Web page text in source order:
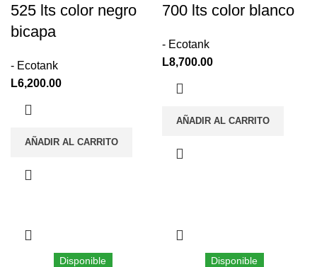
525 lts color negro
bicapa
- Ecotank
L6,200.00
AÑADIR AL CARRITO
700 lts color blanco
- Ecotank
L8,700.00
AÑADIR AL CARRITO
Disponible Disponible